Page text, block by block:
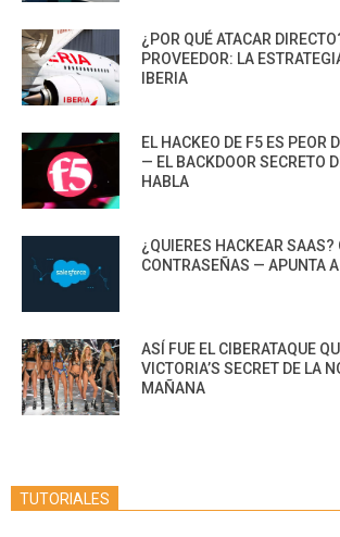
¿POR QUÉ ATACAR
PROVEEDOR: LA
IBERIA
EL HACKEO DE F5 ES PEOR
— EL BACKDOOR SECRETO
HABLA
¿QUIERES HACKEAR SAAS?
CONTRASEÑAS — APUNTA
ASÍ FUE EL CIBERATAQUE
VICTORIA’S SECRET DE LA
MAÑANA
TUTORIALES